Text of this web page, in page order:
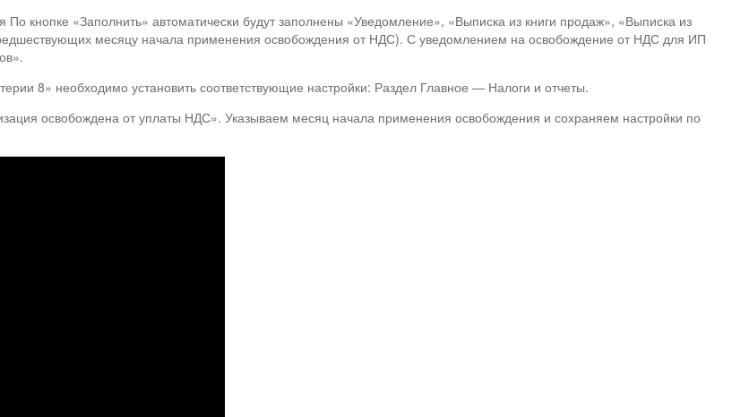
кнопке «Заполнить» автоматически будут заполнены «Уведомление», «Выписка из книги продаж», «Выписка из
месяцу начала применения освобождения от НДС). С уведомлением на освобождение от НДС для ИП
8» необходимо установить соответствующие настройки: Раздел Главное — Налоги и отчеты.
освобождена от уплаты НДС». Указываем месяц начала применения освобождения и сохраняем настройки по